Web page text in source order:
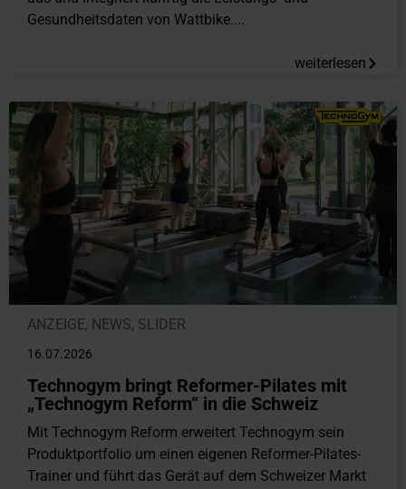
Gesundheitsdaten von Wattbike....
weiterlesen
ANZEIGE, NEWS, SLIDER
16.07.2026
Technogym bringt Reformer-Pilates mit
„Technogym Reform“ in die Schweiz
Mit Technogym Reform erweitert Technogym sein
Produktportfolio um einen eigenen Reformer-Pilates-
Trainer und führt das Gerät auf dem Schweizer Markt